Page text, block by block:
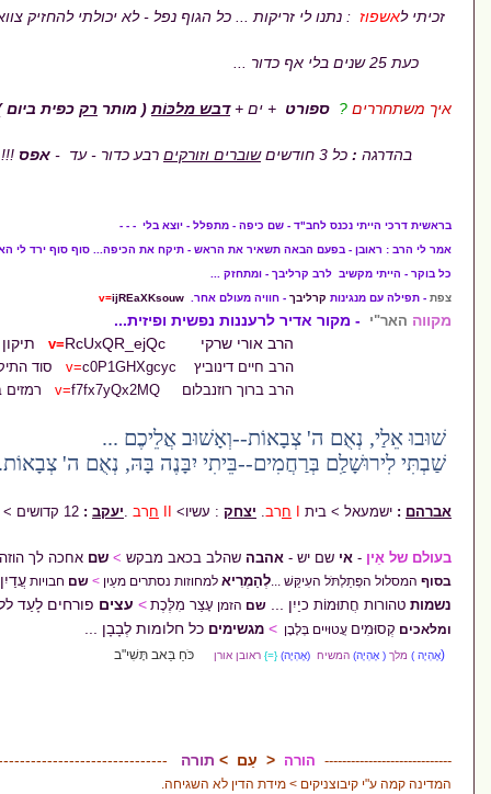
לי זריקות ... כל הגוף נפל - לא יכולתי להחזיק צוואר
שנים בלי אף כדור ...
+ ים +דבש מלכּוֹ ת( מותר רק כפית ביום)
שוברים וזורקים רבע כדור - עד -אפס!!!
- שם כיפה - מתפלל - יוצא בלי - - -
הבאה תשאיר את הראש - תיקח את הכיפה... סוף סוף ירד לי האסימון.
קרליבך - ומתחזק ...
- חוויה מעולם אחר. v= ijREaXKsouw
אדיר לרעננות נפשית ופיזית...
v= RcUxQR_ejQc תיקון עולם
v=c0P1GHXgcyc סוד התיקון
v=f7fx7yQx2MQ רמזים בתורה
צְבָאוֹת--וְאָשׁוּב אֲלֵיכֶם ...
בֵּיתִי יִבָּנֶה בָּהּ, נְאֻם ה' צְבָאוֹת.
חרב.יצחק :עשיו>
II חרב יעקב :12 קדושים > יִכּוֹן לָעַד
אהבהשהלב בכאב מבקש> שםאחכה לך הוזה מגשש -
...לְהַמְרִיאלמחוזות נסתרים מעַיִן > שםחבויותעֲדַיִן-
יַיִן ...שםהזמןעָצַר מִלֶּכֶת > עציםפורחים לָעַד ללא שלכת -
בְּלָבָן> מגשימים כל חלומותלְבָבָן...
{=}ראובן אורן כֹּחַבַּאב תָּשִׁי"ב
<עַם >תורה------------------------------------
> מידת הדין לא השגיחה.